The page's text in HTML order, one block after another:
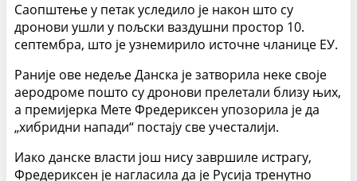
Саопштење у петак уследило је након што су
дронови ушли у пољски ваздушни простор 10.
септембра, што је узнемирило источне чланице ЕУ.
Раније ове недеље Данска је затворила неке своје
аеродроме пошто су дронови прелетали близу њих,
а премијерка Мете Фредериксен упозорила је да
„хибридни напади“ постају све учесталији.
Иако данске власти још нису завршиле истрагу,
Фредериксен је нагласила да је Русија тренутно